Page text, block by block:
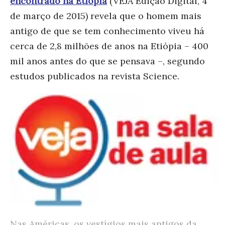
de março de 2015) revela que o homem mais
antigo de que se tem conhecimento viveu há
cerca de 2,8 milhões de anos na Etiópia – 400
mil anos antes do que se pensava –, segundo
estudos publicados na revista Science.